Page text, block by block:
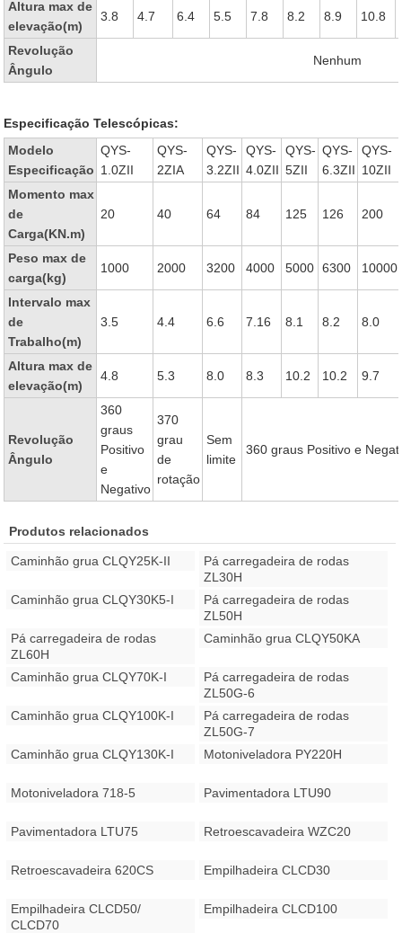
Altura max de
elevação(m)
3.8 4.7 6.4 5.5 7.8 8.2 8.9 10.8
Revolução
Ângulo
Nenhum
Especificação Telescópicas:
Modelo
Especificação
QYS-
1.0ZII
QYS-
2ZIA
QYS-
3.2ZII
QYS-
4.0ZII
QYS-
5ZII
QYS-
6.3ZII
QYS-
10ZII
Momento max
de
Carga(KN.m)
20 40 64 84 125 126 200
Peso max de
carga(kg)
1000 2000 3200 4000 5000 6300 10000
Intervalo max
de
Trabalho(m)
3.5 4.4 6.6 7.16 8.1 8.2 8.0
Altura max de
elevação(m)
4.8 5.3 8.0 8.3 10.2 10.2 9.7
Revolução
Ângulo
360
graus
Positivo
e
Negativo
370
grau
de
rotação
Sem
limite
360 graus Positivo e
Produtos relacionados
Caminhão grua CLQY25K-II
Pá carregadeira de rodas
ZL30H
Caminhão grua CLQY30K5-I
Pá carregadeira de rodas
ZL50H
Pá carregadeira de rodas
ZL60H
Caminhão grua CLQY50KA
Caminhão grua CLQY70K-I
Pá carregadeira de rodas
ZL50G-6
Caminhão grua CLQY100K-I
Pá carregadeira de rodas
ZL50G-7
Caminhão grua CLQY130K-I
Motoniveladora PY220H
Motoniveladora 718-5 Pavimentadora LTU90
Pavimentadora LTU75 Retroescavadeira WZC20
Retroescavadeira 620CS Empilhadeira CLCD30
Empilhadeira CLCD50/
CLCD70
Empilhadeira CLCD100